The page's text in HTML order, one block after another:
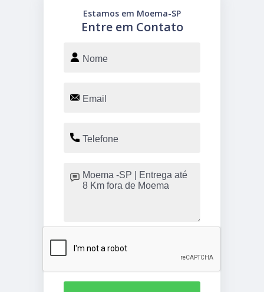
Entre em Contato
Estamos em Moema-SP